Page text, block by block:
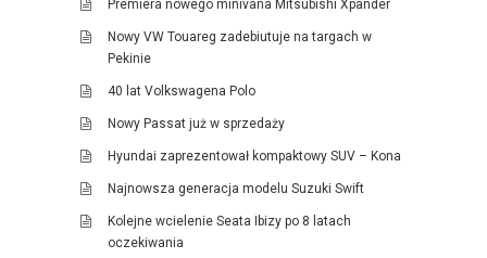
Premiera nowego minivana Mitsubishi Xpander
Nowy VW Touareg zadebiutuje na targach w
Pekinie
40 lat Volkswagena Polo
Nowy Passat już w sprzedaży
Hyundai zaprezentował kompaktowy SUV – Kona
Najnowsza generacja modelu Suzuki Swift
Kolejne wcielenie Seata Ibizy po 8 latach
oczekiwania